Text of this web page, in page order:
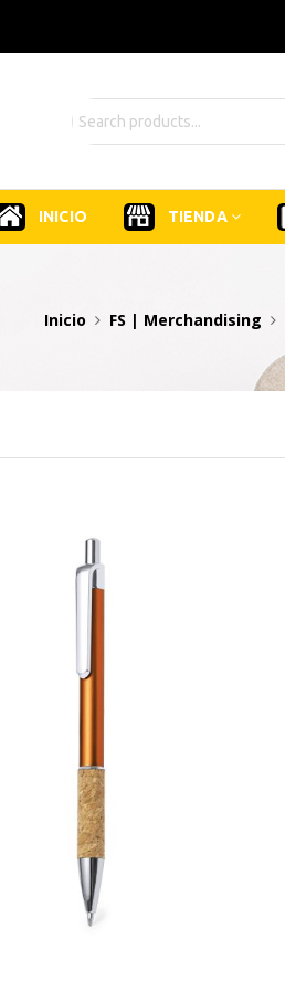
INICIO TIENDA
Inicio FS | Merchandising